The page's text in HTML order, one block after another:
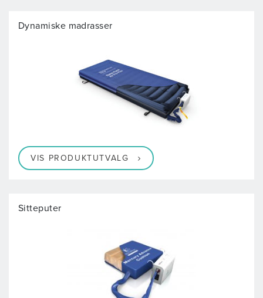
Dynamiske madrasser
VIS PRODUKTUTVALG
Sitteputer